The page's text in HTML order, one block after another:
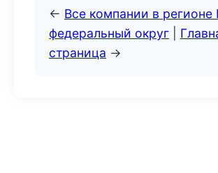
← Все компании в
федеральный округ
страница →